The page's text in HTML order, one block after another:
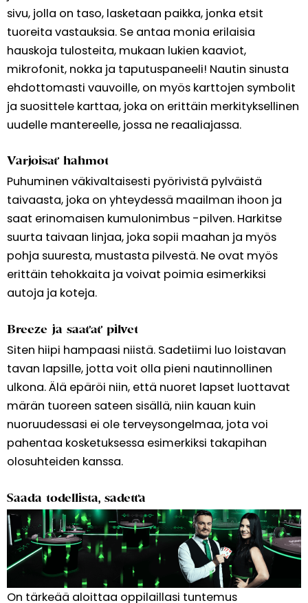
sivu, jolla on taso, lasketaan paikka, jonka etsit
tuoreita vastauksia. Se antaa monia erilaisia ​​
hauskoja tulosteita, mukaan lukien kaaviot,
mikrofonit, nokka ja taputuspaneeli! Nautin sinusta
ehdottomasti vauvoille, on myös karttojen symbolit
ja suosittele karttaa, joka on erittäin merkityksellinen
uudelle mantereelle, jossa ne reaaliajassa.
Varjoisat hahmot
Puhuminen väkivaltaisesti pyörivistä pylväistä
taivaasta, joka on yhteydessä maailman ihoon ja
saat erinomaisen kumulonimbus -pilven. Harkitse
suurta taivaan linjaa, joka sopii maahan ja myös
pohja suuresta, mustasta pilvestä. Ne ovat myös
erittäin tehokkaita ja voivat poimia esimerkiksi
autoja ja koteja.
Breeze ja saatat pilvet
Siten hiipi hampaasi niistä. Sadetiimi luo loistavan
tavan lapsille, jotta voit olla pieni nautinnollinen
ulkona. Älä epäröi niin, että nuoret lapset luottavat
märän tuoreen sateen sisällä, niin kauan kuin
nuoruudessasi ei ole terveysongelmaa, jota voi
pahentaa kosketuksessa esimerkiksi takapihan
olosuhteiden kanssa.
Saada todellista, sadetta
On tärkeää aloittaa oppilaillasi tuntemus